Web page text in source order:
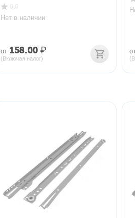
Нет в наличии
от 158.00₽
(Включая налог)